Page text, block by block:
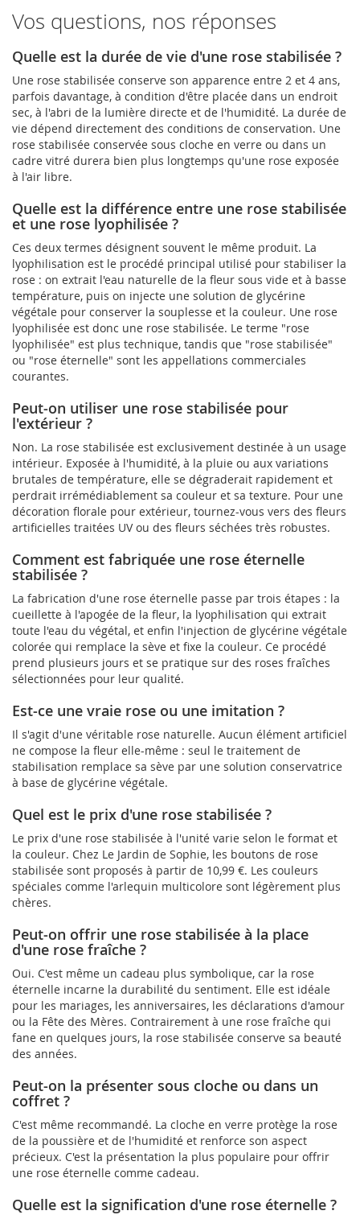
Vos questions, nos réponses
Quelle est la durée de vie d'une rose stabilisée ?
Une rose stabilisée conserve son apparence entre 2 et 4 ans,
parfois davantage, à condition d'être placée dans un endroit
sec, à l'abri de la lumière directe et de l'humidité. La durée de
vie dépend directement des conditions de conservation. Une
rose stabilisée conservée sous cloche en verre ou dans un
cadre vitré durera bien plus longtemps qu'une rose exposée
à l'air libre.
Quelle est la différence entre une rose stabilisée
et une rose lyophilisée ?
Ces deux termes désignent souvent le même produit. La
lyophilisation est le procédé principal utilisé pour stabiliser la
rose : on extrait l'eau naturelle de la fleur sous vide et à basse
température, puis on injecte une solution de glycérine
végétale pour conserver la souplesse et la couleur. Une rose
lyophilisée est donc une rose stabilisée. Le terme "rose
lyophilisée" est plus technique, tandis que "rose stabilisée"
ou "rose éternelle" sont les appellations commerciales
courantes.
Peut-on utiliser une rose stabilisée pour
l'extérieur ?
Non. La rose stabilisée est exclusivement destinée à un usage
intérieur. Exposée à l'humidité, à la pluie ou aux variations
brutales de température, elle se dégraderait rapidement et
perdrait irrémédiablement sa couleur et sa texture. Pour une
décoration florale pour extérieur, tournez-vous vers des fleurs
artificielles traitées UV ou des fleurs séchées très robustes.
Comment est fabriquée une rose éternelle
stabilisée ?
La fabrication d'une rose éternelle passe par trois étapes : la
cueillette à l'apogée de la fleur, la lyophilisation qui extrait
toute l'eau du végétal, et enfin l'injection de glycérine végétale
colorée qui remplace la sève et fixe la couleur. Ce procédé
prend plusieurs jours et se pratique sur des roses fraîches
sélectionnées pour leur qualité.
Est-ce une vraie rose ou une imitation ?
Il s'agit d'une véritable rose naturelle. Aucun élément artificiel
ne compose la fleur elle-même : seul le traitement de
stabilisation remplace sa sève par une solution conservatrice
à base de glycérine végétale.
Quel est le prix d'une rose stabilisée ?
Le prix d'une rose stabilisée à l'unité varie selon le format et
la couleur. Chez Le Jardin de Sophie, les boutons de rose
stabilisée sont proposés à partir de 10,99 €. Les couleurs
spéciales comme l'arlequin multicolore sont légèrement plus
chères.
Peut-on offrir une rose stabilisée à la place
d'une rose fraîche ?
Oui. C'est même un cadeau plus symbolique, car la rose
éternelle incarne la durabilité du sentiment. Elle est idéale
pour les mariages, les anniversaires, les déclarations d'amour
ou la Fête des Mères. Contrairement à une rose fraîche qui
fane en quelques jours, la rose stabilisée conserve sa beauté
des années.
Peut-on la présenter sous cloche ou dans un
coffret ?
C'est même recommandé. La cloche en verre protège la rose
de la poussière et de l'humidité et renforce son aspect
précieux. C'est la présentation la plus populaire pour offrir
une rose éternelle comme cadeau.
Quelle est la signification d'une rose éternelle ?